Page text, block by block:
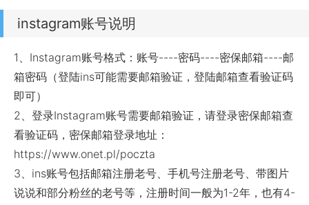
instagram账号说明
1、Instagram账号格式：账号----密码----密保邮箱----邮
箱密码（登陆ins可能需要邮箱验证，登陆邮箱查看验证码
即可）
2、登录Instagram账号需要邮箱验证，请登录密保邮箱查
看验证码，密保邮箱登录地址：
https://www.onet.pl/poczta
3、ins账号包括邮箱注册老号、手机号注册老号、带图片
说说和部分粉丝的老号等，注册时间一般为1-2年，也有4-